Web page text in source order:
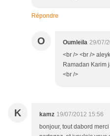
Répondre
O Oumleïla 29/07/
<br /> <br />
Ramadan Karim
<br />
K kamz 19/07/2012 15:56
bonjour, tout dabord